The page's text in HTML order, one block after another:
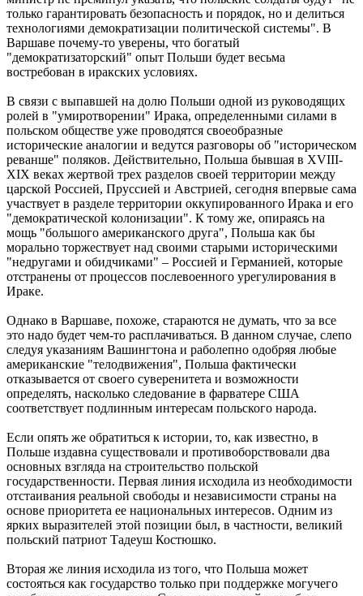
только гарантировать безопасность и порядок, но и делиться
технологиями демократизации политической системы". В
Варшаве почему-то уверены, что богатый
"демократизаторский" опыт Польши будет весьма
востребован в иракских условиях.
В связи с выпавшей на долю Польши одной из руководящих
ролей в "умиротворении" Ирака, определенными силами в
польском обществе уже проводятся своеобразные
исторические аналогии и ведутся разговоры об "историческом
реванше" поляков. Действительно, Польша бывшая в XVIII-
XIX веках жертвой трех разделов своей территории между
царской Россией, Пруссией и Австрией, сегодня впервые сама
участвует в разделе территории оккупированного Ирака и его
"демократической колонизации". К тому же, опираясь на
мощь "большого американского друга", Польша как бы
морально торжествует над своими старыми историческими
"недругами и обидчиками" – Россией и Германией, которые
отстранены от процессов послевоенного урегулирования в
Ираке.
Однако в Варшаве, похоже, стараются не думать, что за все
это надо будет чем-то расплачиваться. В данном случае, слепо
следуя указаниям Вашингтона и раболепно одобряя любые
американские "телодвижения", Польша фактически
отказывается от своего суверенитета и возможности
определять, насколько следование в фарватере США
соответствует подлинным интересам польского народа.
Если опять же обратиться к истории, то, как известно, в
Польше издавна существовали и противоборствовали два
основных взгляда на строительство польской
государственности. Первая линия исходила из необходимости
отстаивания реальной свободы и независимости страны на
основе приоритета ее национальных интересов. Одним из
ярких выразителей этой позиции был, в частности, великий
польский патриот Тадеуш Костюшко.
Вторая же линия исходила из того, что Польша может
состояться как государство только при поддержке могучего